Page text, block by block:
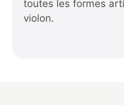
toutes les formes
violon.